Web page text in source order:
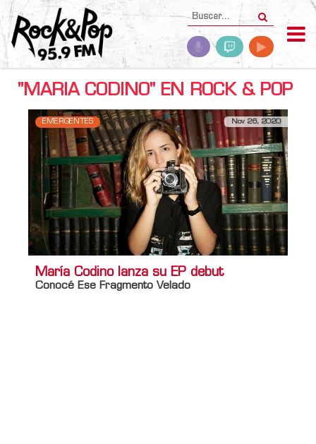
"MARIA CODINO" EN ROCK & POP
EMERGENTES Nov 26, 2020
María Codino lanza su EP debut
Conocé Ese Fragmento Velado